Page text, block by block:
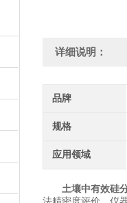
详细说明：
品牌
规格
应用领域
土壤中有效硅